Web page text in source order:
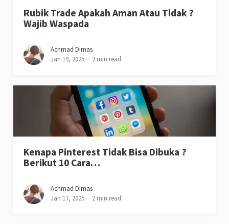
Rubik Trade Apakah Aman Atau Tidak ?
Wajib Waspada
Achmad Dimas
Jan 19, 2025
2 min read
Kenapa Pinterest Tidak Bisa Dibuka ?
Berikut 10 Cara…
Achmad Dimas
Jan 17, 2025
2 min read